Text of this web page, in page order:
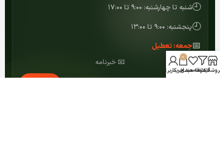
🕘شنبه تا چهارشنبه: ۹:۰۰ تا ۱۷:۰۰
🕘پنجشنبه: ۹:۰۰ تا ۱۳:۰۰
📅جمعه: تعطیل
📧 خبرنامه
فیلترها
علاقه مندی
0
سبد خرید
حساب کاربری من